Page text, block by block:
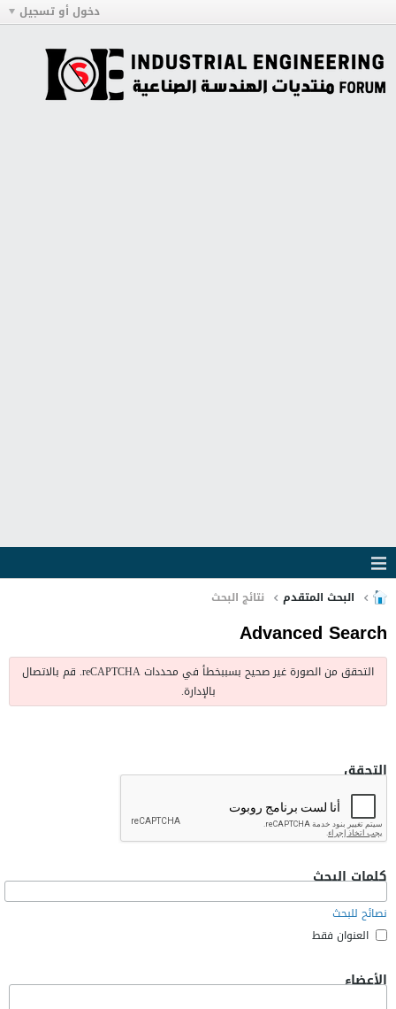
دخول أو تسجيل
البحث المتقدم نتائج البحث
Advanced Search
التحقق من الصورة غير صحيح بسببخطأ في محددات reCAPTCHA. قم بالاتصال
بالإدارة.
التحقق
كلمات البحث
نصائح للبحث
العنوان فقط
الأعضاء